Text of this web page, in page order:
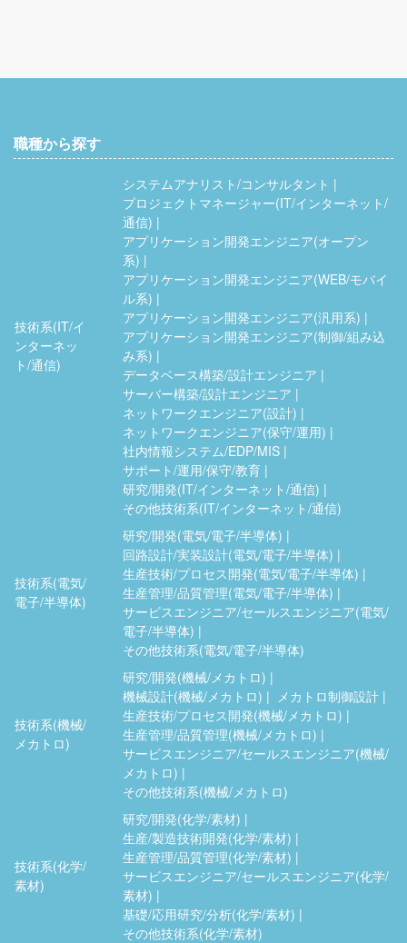
職種から探す
技術系(IT/イ
ンターネッ
ト/通信)
システムアナリスト/コンサルタント
プロジェクトマネージャー(IT/インターネット/
通信)
アプリケーション開発エンジニア(オープン
系)
アプリケーション開発エンジニア(WEB/モバイ
ル系)
アプリケーション開発エンジニア(汎用系)
アプリケーション開発エンジニア(制御/組み込
み系)
データベース構築/設計エンジニア
サーバー構築/設計エンジニア
ネットワークエンジニア(設計)
ネットワークエンジニア(保守/運用)
社内情報システム/EDP/MIS
サポート/運用/保守/教育
研究/開発(IT/インターネット/通信)
その他技術系(IT/インターネット/通信)
技術系(電気/
電子/半導体)
研究/開発(電気/電子/半導体)
回路設計/実装設計(電気/電子/半導体)
生産技術/プロセス開発(電気/電子/半導体)
生産管理/品質管理(電気/電子/半導体)
サービスエンジニア/セールスエンジニア(電気/
電子/半導体)
その他技術系(電気/電子/半導体)
技術系(機械/
メカトロ)
研究/開発(機械/メカトロ)
機械設計(機械/メカトロ)
メカトロ制御設計
生産技術/プロセス開発(機械/メカトロ)
生産管理/品質管理(機械/メカトロ)
サービスエンジニア/セールスエンジニア(機械/
メカトロ)
その他技術系(機械/メカトロ)
技術系(化学/
素材)
研究/開発(化学/素材)
生産/製造技術開発(化学/素材)
生産管理/品質管理(化学/素材)
サービスエンジニア/セールスエンジニア(化学/
素材)
基礎/応用研究/分析(化学/素材)
その他技術系(化学/素材)